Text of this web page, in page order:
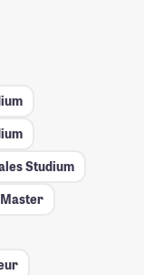
Studium
Master